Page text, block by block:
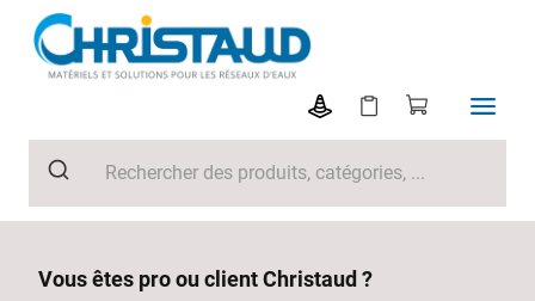
Vous êtes pro ou client Christaud ?